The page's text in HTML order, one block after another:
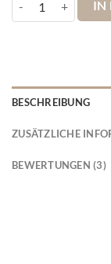
IN
BESCHREIBUNG
ZUSÄTZLICHE
BEWERTUNGEN (3)